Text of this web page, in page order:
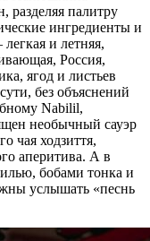
разделяя палитру
ингредиенты и
и летняя,
Россия,
ягод и листьев
без объяснений
Nabilil,
необычный сауэр
чая ходзиття,
аперитива. А в
бобами тонка и
услышать «песнь